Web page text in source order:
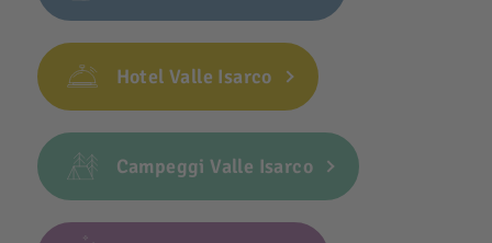
Hotel Valle Isarco
Campeggi Valle Isarco